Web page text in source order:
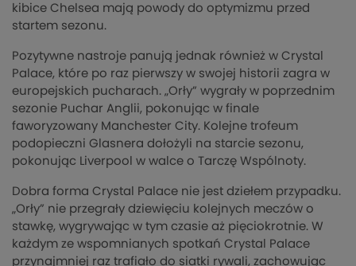
kibice Chelsea mają powody do optymizmu przed
startem sezonu.
Pozytywne nastroje panują jednak również w Crystal
Palace, które po raz pierwszy w swojej historii zagra w
europejskich pucharach. „Orły” wygrały w poprzednim
sezonie Puchar Anglii, pokonując w finale
faworyzowany Manchester City. Kolejne trofeum
podopieczni Glasnera dołożyli na starcie sezonu,
pokonując Liverpool w walce o Tarczę Wspólnoty.
Dobra forma Crystal Palace nie jest dziełem przypadku.
„Orły” nie przegrały dziewięciu kolejnych meczów o
stawkę, wygrywając w tym czasie aż pięciokrotnie. W
każdym ze wspomnianych spotkań Crystal Palace
przynajmniej raz trafiało do siatki rywali, zachowując